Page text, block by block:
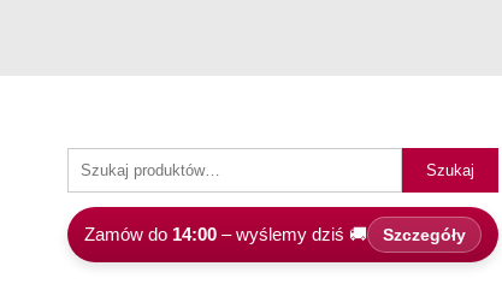
Szukaj
Zamów do 14:00– wyślemy dziś 🚚 Szczegóły